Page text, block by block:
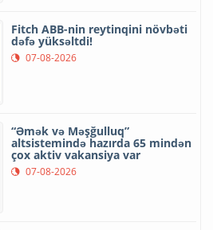
Fitch ABB-nin reytinqini növbəti
dəfə yüksəltdi!
07-08-2026
“Əmək və Məşğulluq”
altsistemində hazırda 65 mindən
çox aktiv vakansiya var
07-08-2026